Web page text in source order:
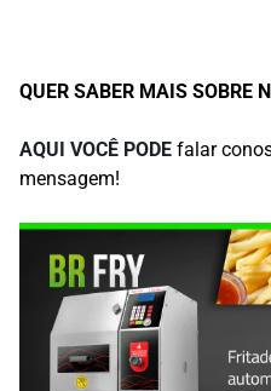
QUER SABER MAIS SOBRE
AQUI VOCÊ PODE falar
mensagem!